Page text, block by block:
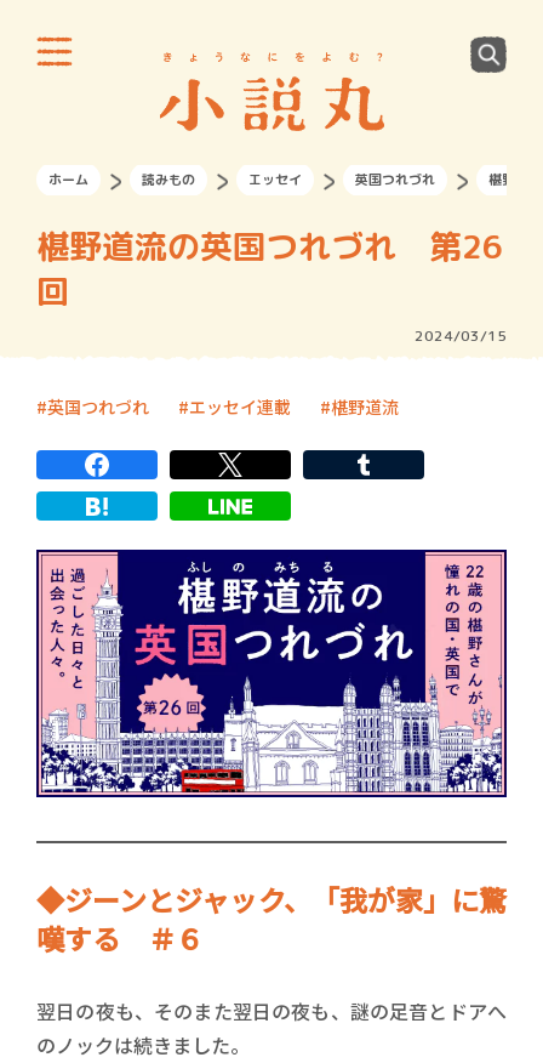
ホーム 読みもの エッセイ 英国つれづれ 椹野道
椹野道流の英国つれづれ 第26
回
2024/03/15
英国つれづれ エッセイ連載 椹野道流
◆ジーンとジャック、「我が家」に驚
嘆する ＃６
翌日の夜も、そのまた翌日の夜も、謎の足音とドアへ
のノックは続きました。